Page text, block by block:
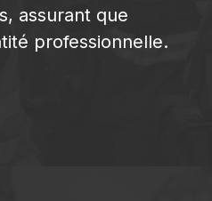
assurant que
professionnelle.